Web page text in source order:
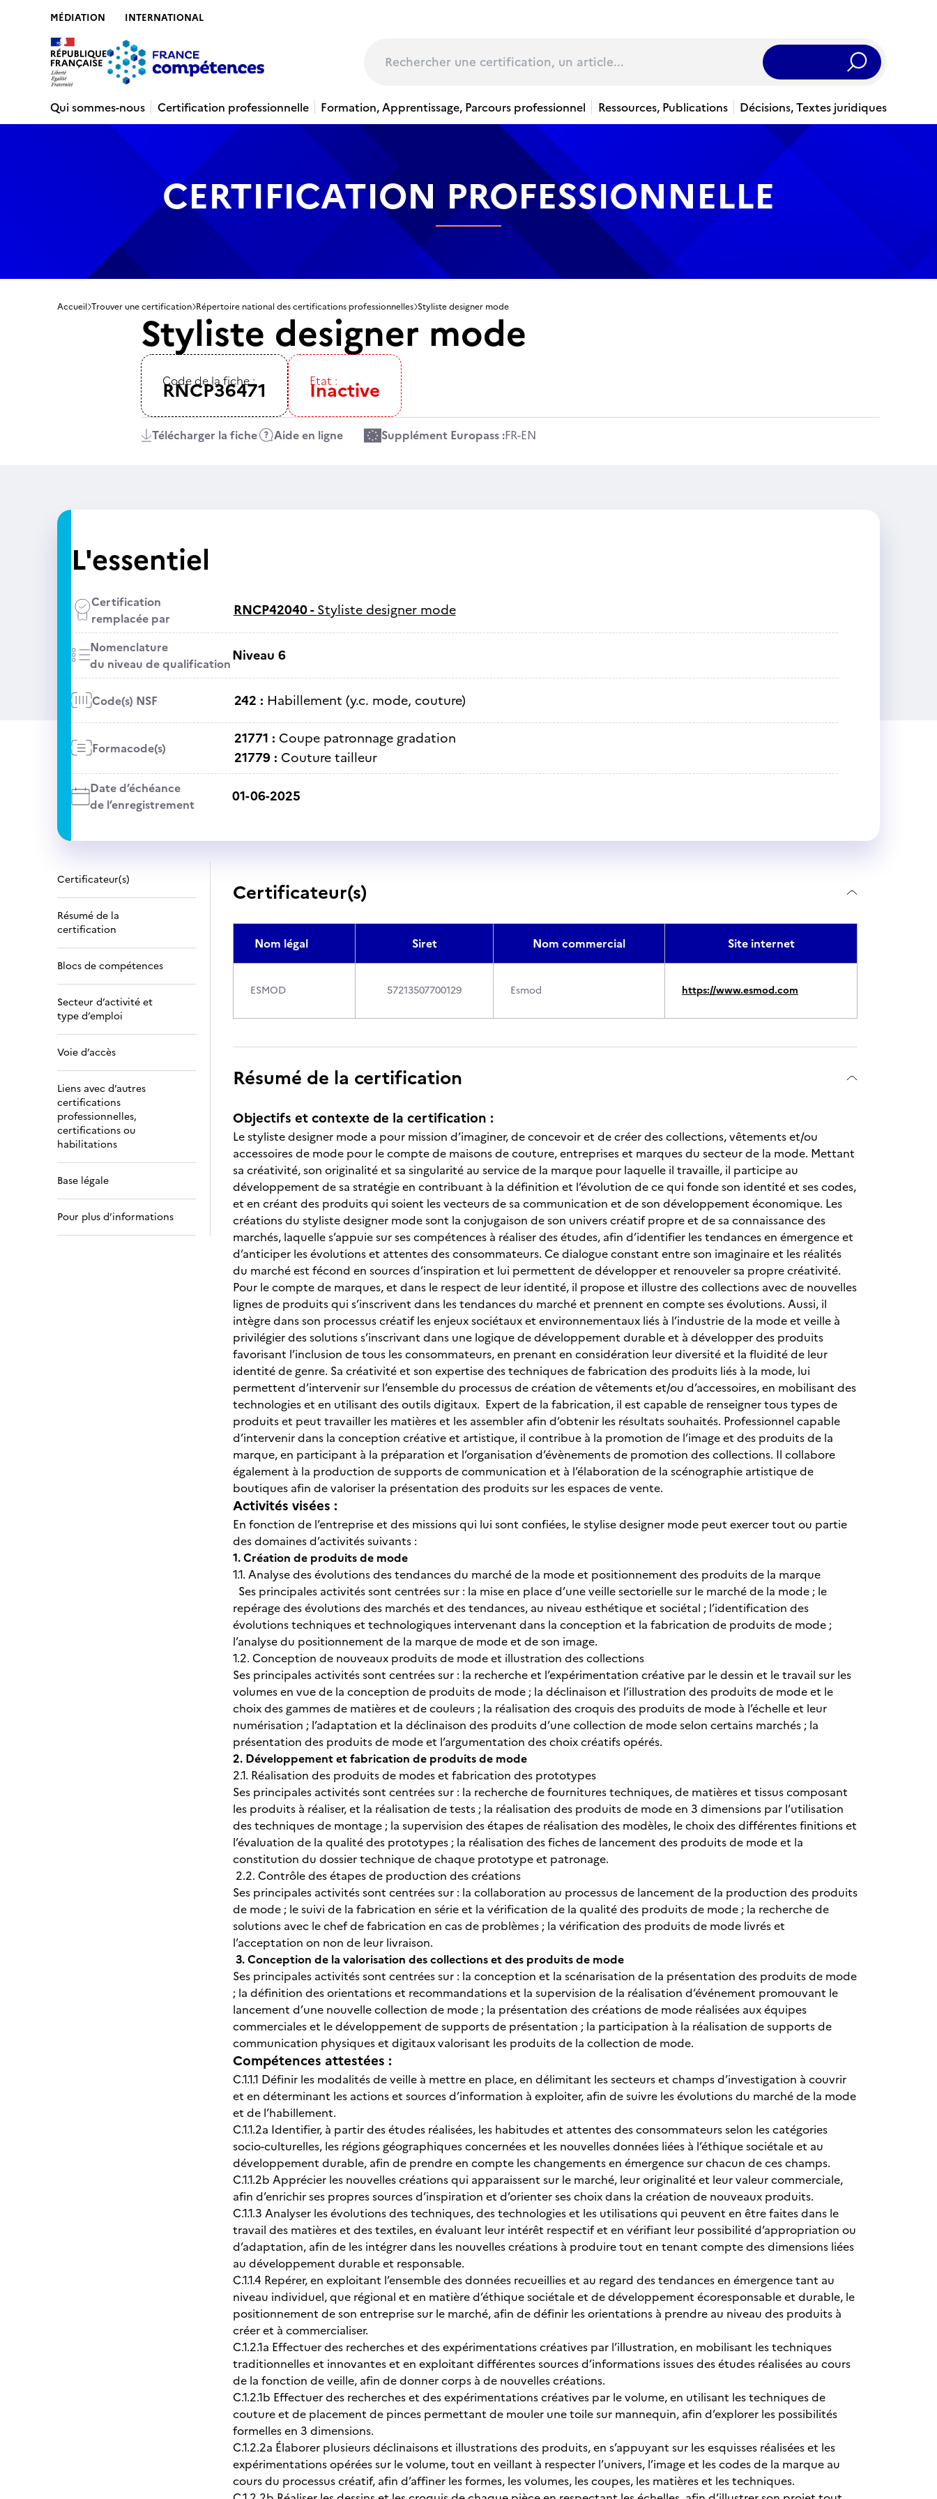
MÉDIATION INTERNATIONAL
Rechercher
Qui sommes-nous
Certification professionnelle Formation, Apprentissage, Parcours professionnel Ressources, Publications Décisions, Textes juridiques
CERTIFICATION PROFESSIONNELLE
Accueil Trouver une certification Répertoire national des certifications professionnelles Styliste designer mode
Styliste designer mode
Code de la fiche :
RNCP36471 Etat :
Inactive
Télécharger la fiche Aide en ligne Supplément Europass :FR-EN
L'essentiel
Certification
remplacée par
RNCP42040 -Styliste designer mode
Nomenclature
du niveau de qualificationNiveau 6
Code(s) NSF 242 : Habillement (y.c. mode, couture)
Formacode(s)
21771 : Coupe patronnage gradation
21779 : Couture tailleur
Date d’échéance
de l’enregistrement
01-06-2025
Certificateur(s)
Résumé de la
certification
Blocs de compétences
Secteur d’activité et
type d’emploi
Voie d’accès
Liens avec d’autres
certifications
professionnelles,
certifications ou
habilitations
Base légale
Pour plus d’informations
Certificateur(s)
Nom légal Siret Nom commercial Site internet
ESMOD 57213507700129 Esmod https://www.esmod.com
Résumé de la certification
Objectifs et contexte de la certification :
Le styliste designer mode a pour mission d’imaginer, de concevoir et de créer des collections, vêtements et/ou
accessoires de mode pour le compte de maisons de couture, entreprises et marques du secteur de la mode. Mettant
sa créativité, son originalité et sa singularité au service de la marque pour laquelle il travaille, il participe au
développement de sa stratégie en contribuant à la définition et l’évolution de ce qui fonde son identité et ses codes,
et en créant des produits qui soient les vecteurs de sa communication et de son développement économique. Les
créations du styliste designer mode sont la conjugaison de son univers créatif propre et de sa connaissance des
marchés, laquelle s’appuie sur ses compétences à réaliser des études, afin d’identifier les tendances en émergence et
d’anticiper les évolutions et attentes des consommateurs. Ce dialogue constant entre son imaginaire et les réalités
du marché est fécond en sources d’inspiration et lui permettent de développer et renouveler sa propre créativité.
Pour le compte de marques, et dans le respect de leur identité, il propose et illustre des collections avec de nouvelles
lignes de produits qui s’inscrivent dans les tendances du marché et prennent en compte ses évolutions. Aussi, il
intègre dans son processus créatif les enjeux sociétaux et environnementaux liés à l’industrie de la mode et veille à
privilégier des solutions s’inscrivant dans une logique de développement durable et à développer des produits
favorisant l’inclusion de tous les consommateurs, en prenant en considération leur diversité et la fluidité de leur
identité de genre. Sa créativité et son expertise des techniques de fabrication des produits liés à la mode, lui
permettent d’intervenir sur l’ensemble du processus de création de vêtements et/ou d’accessoires, en mobilisant des
technologies et en utilisant des outils digitaux. Expert de la fabrication, il est capable de renseigner tous types de
produits et peut travailler les matières et les assembler afin d’obtenir les résultats souhaités. Professionnel capable
d’intervenir dans la conception créative et artistique, il contribue à la promotion de l’image et des produits de la
marque, en participant à la préparation et l’organisation d’évènements de promotion des collections. Il collabore
également à la production de supports de communication et à l’élaboration de la scénographie artistique de
boutiques afin de valoriser la présentation des produits sur les espaces de vente.
Activités visées :
En fonction de l’entreprise et des missions qui lui sont confiées, le stylise designer mode peut exercer tout ou partie
des domaines d’activités suivants :
1. Création de produits de mode
1.1. Analyse des évolutions des tendances du marché de la mode et positionnement des produits de la marque
Ses principales activités sont centrées sur : la mise en place d’une veille sectorielle sur le marché de la mode ; le
repérage des évolutions des marchés et des tendances, au niveau esthétique et sociétal ; l’identification des
évolutions techniques et technologiques intervenant dans la conception et la fabrication de produits de mode ;
l’analyse du positionnement de la marque de mode et de son image.
1.2. Conception de nouveaux produits de mode et illustration des collections
Ses principales activités sont centrées sur : la recherche et l’expérimentation créative par le dessin et le travail sur les
volumes en vue de la conception de produits de mode ; la déclinaison et l’illustration des produits de mode et le
choix des gammes de matières et de couleurs ; la réalisation des croquis des produits de mode à l’échelle et leur
numérisation ; l’adaptation et la déclinaison des produits d’une collection de mode selon certains marchés ; la
présentation des produits de mode et l’argumentation des choix créatifs opérés.
2. Développement et fabrication de produits de mode
2.1. Réalisation des produits de modes et fabrication des prototypes
Ses principales activités sont centrées sur : la recherche de fournitures techniques, de matières et tissus composant
les produits à réaliser, et la réalisation de tests ; la réalisation des produits de mode en 3 dimensions par l’utilisation
des techniques de montage ; la supervision des étapes de réalisation des modèles, le choix des différentes finitions et
l’évaluation de la qualité des prototypes ; la réalisation des fiches de lancement des produits de mode et la
constitution du dossier technique de chaque prototype et patronage.
2.2. Contrôle des étapes de production des créations
Ses principales activités sont centrées sur : la collaboration au processus de lancement de la production des produits
de mode ; le suivi de la fabrication en série et la vérification de la qualité des produits de mode ; la recherche de
solutions avec le chef de fabrication en cas de problèmes ; la vérification des produits de mode livrés et
l’acceptation on non de leur livraison.
3. Conception de la valorisation des collections et des produits de mode
Ses principales activités sont centrées sur : la conception et la scénarisation de la présentation des produits de mode
; la définition des orientations et recommandations et la supervision de la réalisation d’événement promouvant le
lancement d’une nouvelle collection de mode ; la présentation des créations de mode réalisées aux équipes
commerciales et le développement de supports de présentation ; la participation à la réalisation de supports de
communication physiques et digitaux valorisant les produits de la collection de mode.
Compétences attestées :
C.1.1.1 Définir les modalités de veille à mettre en place, en délimitant les secteurs et champs d’investigation à couvrir
et en déterminant les actions et sources d’information à exploiter, afin de suivre les évolutions du marché de la mode
et de l’habillement.
C.1.1.2a Identifier, à partir des études réalisées, les habitudes et attentes des consommateurs selon les catégories
socio-culturelles, les régions géographiques concernées et les nouvelles données liées à l’éthique sociétale et au
développement durable, afin de prendre en compte les changements en émergence sur chacun de ces champs.
C.1.1.2b Apprécier les nouvelles créations qui apparaissent sur le marché, leur originalité et leur valeur commerciale,
afin d’enrichir ses propres sources d’inspiration et d’orienter ses choix dans la création de nouveaux produits.
C.1.1.3 Analyser les évolutions des techniques, des technologies et les utilisations qui peuvent en être faites dans le
travail des matières et des textiles, en évaluant leur intérêt respectif et en vérifiant leur possibilité d’appropriation ou
d’adaptation, afin de les intégrer dans les nouvelles créations à produire tout en tenant compte des dimensions liées
au développement durable et responsable.
C.1.1.4 Repérer, en exploitant l’ensemble des données recueillies et au regard des tendances en émergence tant au
niveau individuel, que régional et en matière d’éthique sociétale et de développement écoresponsable et durable, le
positionnement de son entreprise sur le marché, afin de définir les orientations à prendre au niveau des produits à
créer et à commercialiser.
C.1.2.1a Effectuer des recherches et des expérimentations créatives par l’illustration, en mobilisant les techniques
traditionnelles et innovantes et en exploitant différentes sources d’informations issues des études réalisées au cours
de la fonction de veille, afin de donner corps à de nouvelles créations.
C.1.2.1b Effectuer des recherches et des expérimentations créatives par le volume, en utilisant les techniques de
couture et de placement de pinces permettant de mouler une toile sur mannequin, afin d’explorer les possibilités
formelles en 3 dimensions.
C.1.2.2a Élaborer plusieurs déclinaisons et illustrations des produits, en s’appuyant sur les esquisses réalisées et les
expérimentations opérées sur le volume, tout en veillant à respecter l’univers, l’image et les codes de la marque au
cours du processus créatif, afin d’affiner les formes, les volumes, les coupes, les matières et les techniques.